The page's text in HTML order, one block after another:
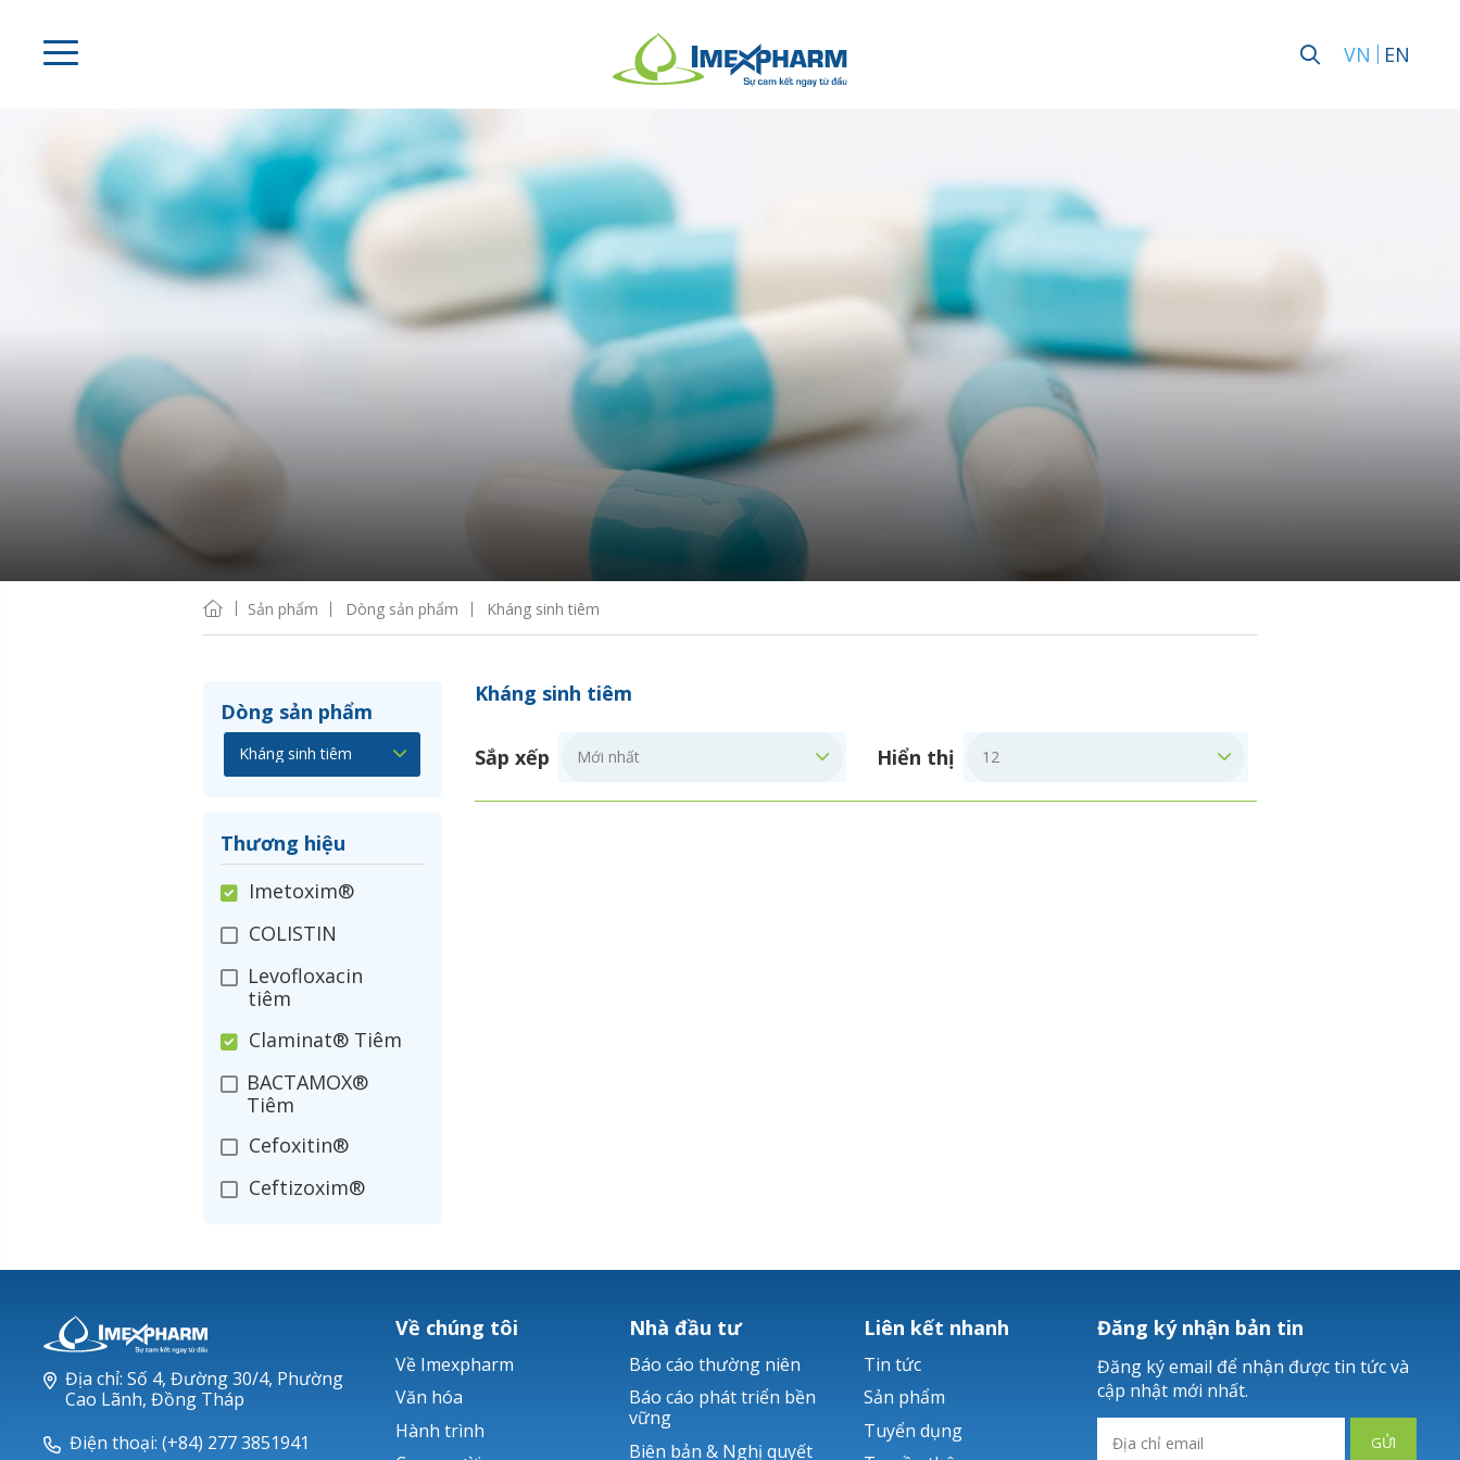
VN EN
Sản phẩm Dòng sản phẩm Kháng sinh tiêm
Dòng sản phẩm
Thương hiệu
Imetoxim®
COLISTIN
Levofloxacin
tiêm
Claminat® Tiêm
BACTAMOX®
Tiêm
Cefoxitin®
Ceftizoxim®
Nerusyn®
Ticarlinat®
Zobacta®
Kháng sinh tiêm
Sắp xếp Hiển thị
Địa chỉ: Số 4, Đường 30/4, Phường
Cao Lãnh, Đồng Tháp
Điện thoại: (+84) 277 3851941
Về chúng tôi
Về Imexpharm
Văn hóa
Hành trình
Nhà đầu tư
Báo cáo thường niên
Báo cáo phát triển bền
vững
Biên bản & Nghị quyết
Liên kết nhanh
Tin tức
Sản phẩm
Tuyển dụng
Đăng ký nhận bản tin
Đăng ký email để nhận được tin tức và
cập nhật mới nhất.
GỬI